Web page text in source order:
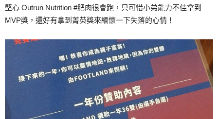
堅心 Outrun Nutrition #肥肉很會跑，只可惜小弟能力不佳拿到
MVP獎，還好有拿到菁英獎來緬懷一下失落的心情！